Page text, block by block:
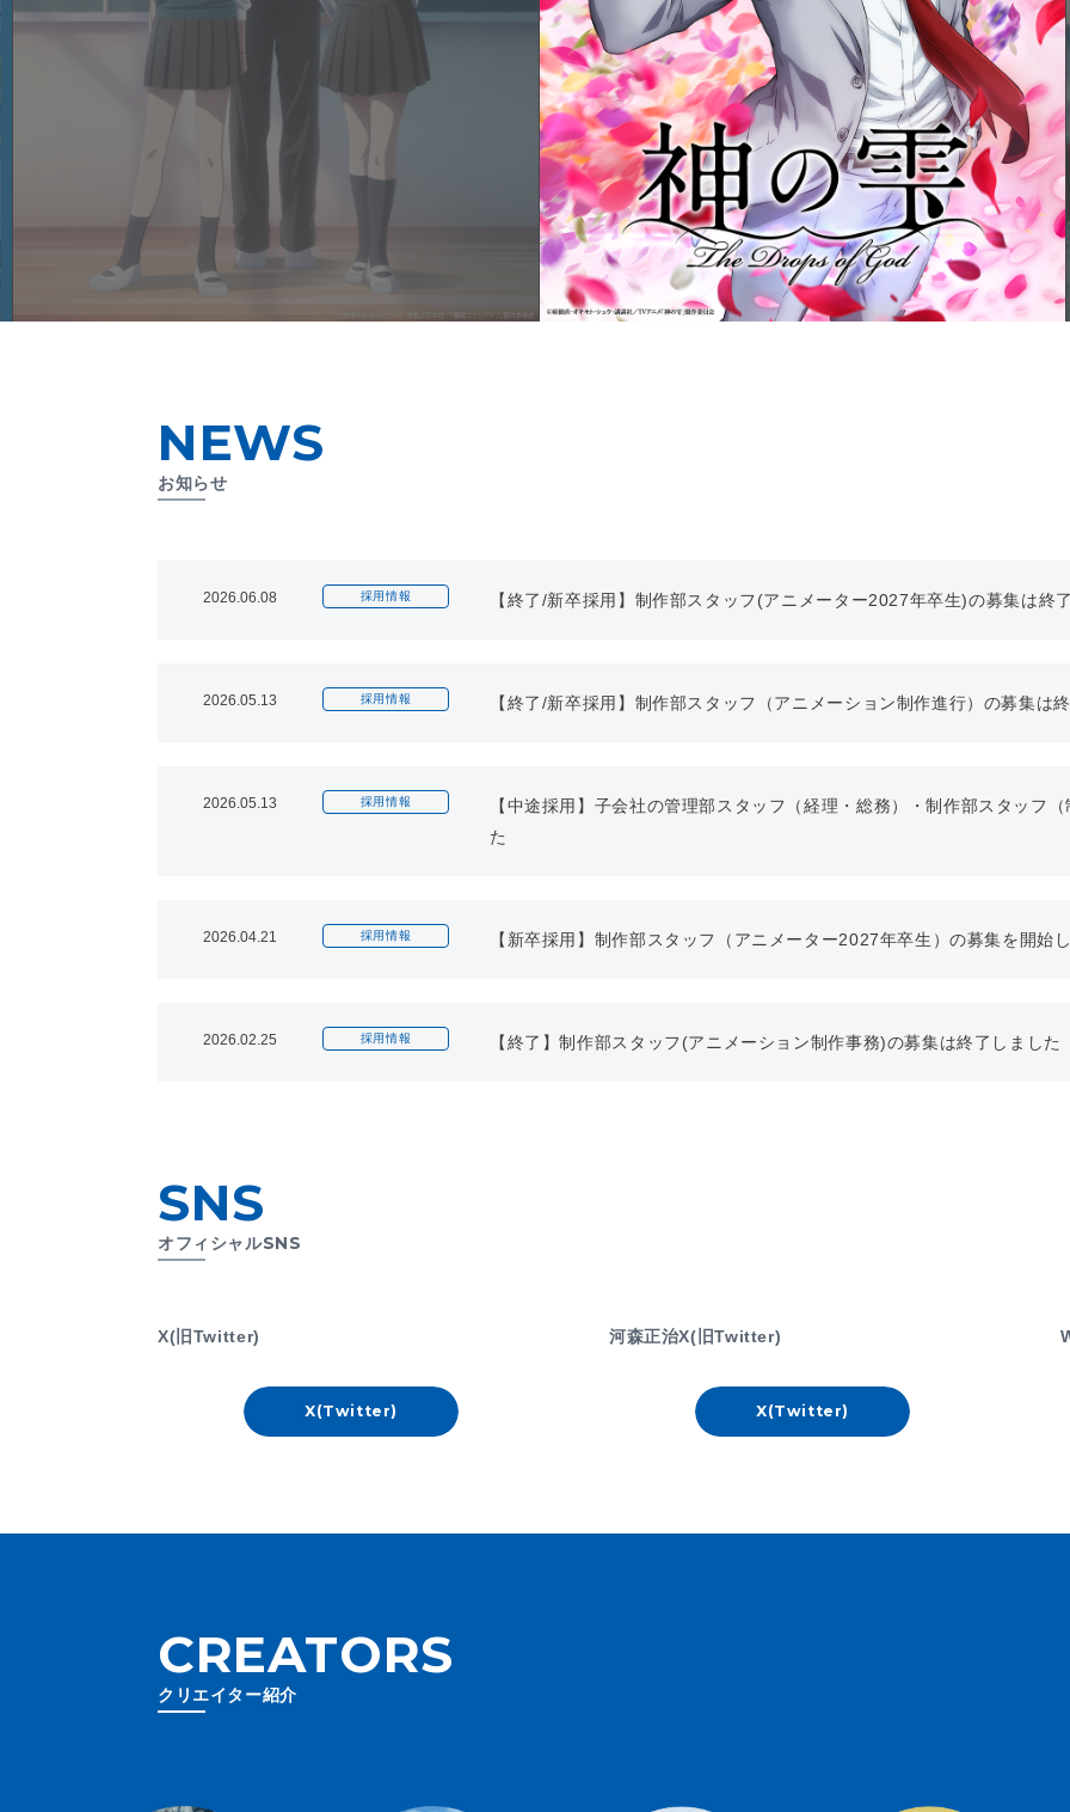
NEWS
お知らせ
2026.06.08 採用情報 【終了/新卒採用】制作部スタッフ(アニメーター2027年卒生)の募集は終
2026.05.13 採用情報 【終了/新卒採用】制作部スタッフ（アニメーション制作進行）の募集は
2026.05.13 採用情報
【中途採用】子会社の管理部スタッフ（経理・総務）・制作部スタッフ
た
2026.04.21 採用情報 【新卒採用】制作部スタッフ（アニメーター2027年卒生）の募集を開始
2026.02.25 採用情報 【終了】制作部スタッフ(アニメーション制作事務)の募集は終了しました
SNS
オフィシャルSNS
X(旧Twitter)
X(Twitter)
河森正治X(旧Twitter)
X(Twitter)
CREATORS
クリエイター紹介